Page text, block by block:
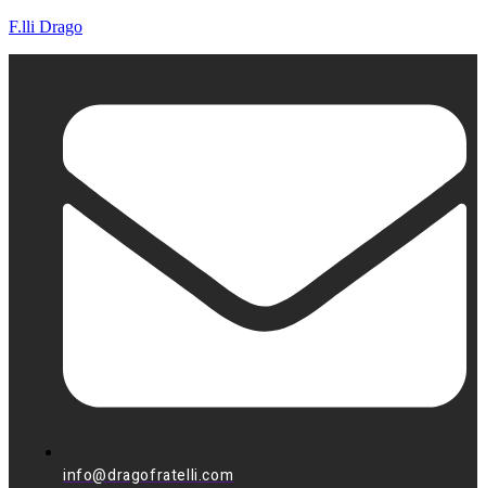
F.lli Drago
info@dragofratelli.com